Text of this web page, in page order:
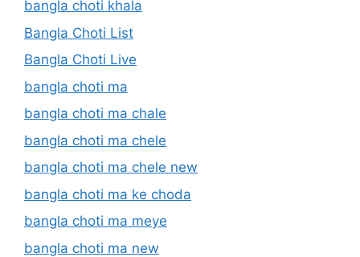
bangla choti khala
Bangla Choti List
Bangla Choti Live
bangla choti ma
bangla choti ma chale
bangla choti ma chele
bangla choti ma chele new
bangla choti ma ke choda
bangla choti ma meye
bangla choti ma new